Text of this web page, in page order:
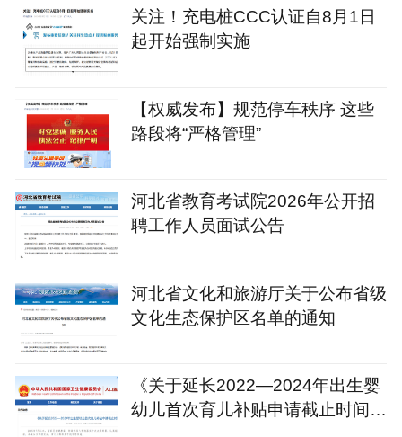
关注！充电桩CCC认证自8月1日
起开始强制实施
【权威发布】规范停车秩序 这些
路段将“严格管理”
河北省教育考试院2026年公开招
聘工作人员面试公告
河北省文化和旅游厅关于公布省级
文化生态保护区名单的通知
《关于延长2022—2024年出生婴
幼儿首次育儿补贴申请截止时间的